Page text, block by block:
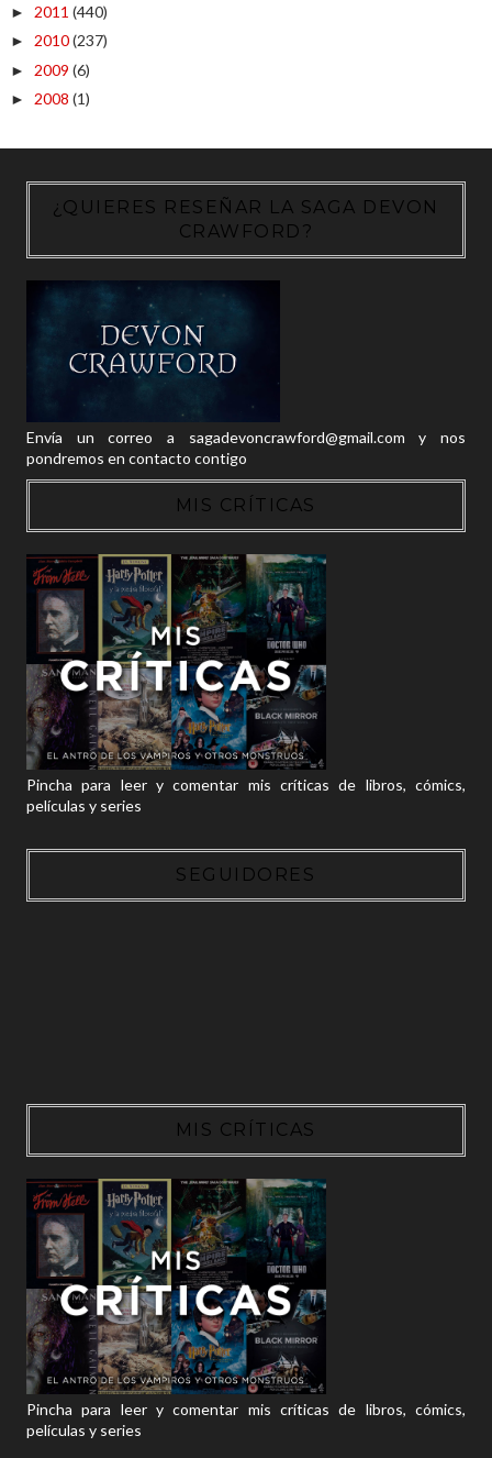
► 2011 (440)
► 2010(237)
► 2009 (6)
► 2008 (1)
¿QUIERES RESEÑAR LA SAGA DEVON
CRAWFORD?
Envía un correo a sagadevoncrawford@gmail.com y nos
pondremos en contacto contigo
MIS CRÍTICAS
Pincha para leer y comentar mis críticas de libros, cómics,
películas y series
SEGUIDORES
MIS CRÍTICAS
Pincha para leer y comentar mis críticas de libros, cómics,
películas y series